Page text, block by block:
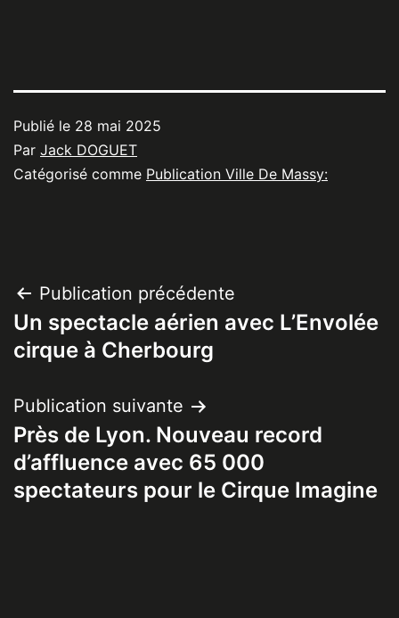
Publié le 28 mai 2025
Par Jack DOGUET
Catégorisé comme Publication Ville De Massy:
Navigation
de
Publication précédente
Un spectacle aérien avec L’Envolée
cirque à Cherbourg
Publication suivante
Près de Lyon. Nouveau record
d’affluence avec 65 000
spectateurs pour le Cirque Imagine